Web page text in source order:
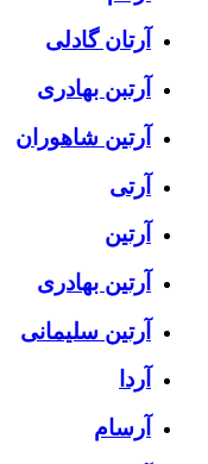
آرتان گادلی
آرتبن بهادری
آرتين شاهوران
آرتی
آرتین
آرتین بهادری
آرتین سلیمانی
آردا
آرسام